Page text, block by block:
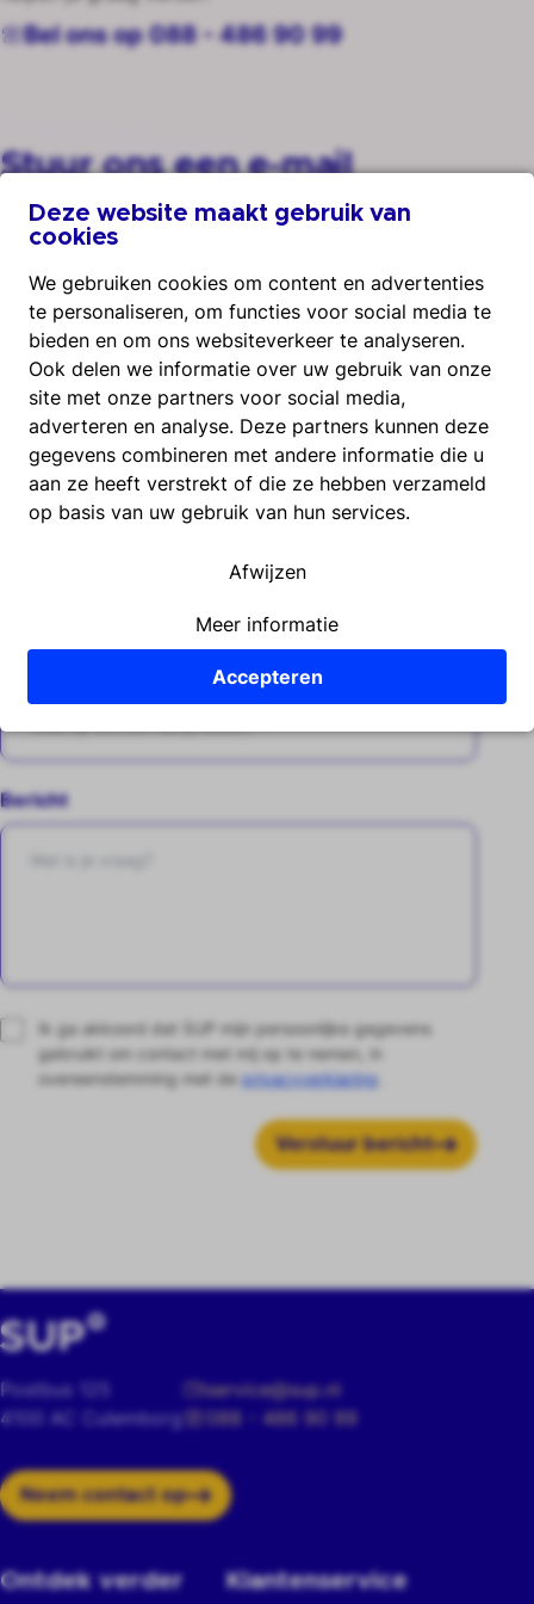
Bel ons op 088 - 486 90 99
Stuur ons een e-mail
Dus aarzel niet en stel je vraag via het formulier
Achternaam
E-mailadres
Bericht
Ik ga akkoord dat SUP mijn persoonlijke gegevens
gebruikt om contact met mij op te nemen, in
overeenstemming met deprivacyverklaring.
Verstuur bericht
Postbus 125
4100 AC Culemborg
service@sup.nl
088 - 486 90 99
Neem contact op
Ontdek verder Klantenservice
Deze website maakt gebruik van
cookies
We gebruiken cookies om content en advertenties
te personaliseren, om functies voor social media te
bieden en om ons websiteverkeer te analyseren.
Ook delen we informatie over uw gebruik van onze
site met onze partners voor social media,
adverteren en analyse. Deze partners kunnen deze
gegevens combineren met andere informatie die u
aan ze heeft verstrekt of die ze hebben verzameld
op basis van uw gebruik van hun services.
Afwijzen
Meer informatie
Accepteren